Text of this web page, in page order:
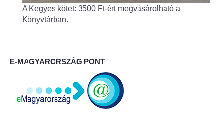
Körzeti megbízott
ESEMÉNYEK
TESTVÉRTELEPÜLÉSÜNK:
CSÍKSZÉPVÍZ
A Kegyes kötet: 3500 Ft-ért megvásárolható a
Könyvtárban.
E-MAGYARORSZÁG PONT